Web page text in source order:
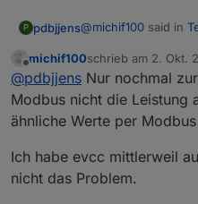
P pdbjjens@michif100 said in
Der WR kann
Einspeisung
den
Ja, so ist es.
Offline
michif100schrieb am 2. Okt.
zuletzt editiert von
@pdbjjens Nur nochmal
Modbus nicht die Leistung
ähnliche Werte per
Ich habe evcc mittlerweil
nicht das Problem.